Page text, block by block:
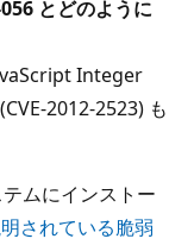
とどのように
Integer
2012-2523) も
ムにインストー
されている脆弱